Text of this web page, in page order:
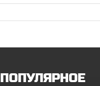
ПОПУЛЯРНОЕ